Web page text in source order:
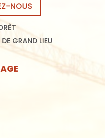
NOUS
GRAND LIEU